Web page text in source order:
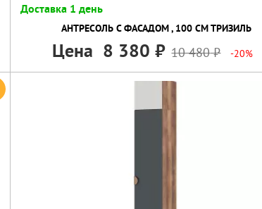
Доставка 1 день
АНТРЕСОЛЬ С ФАСАДОМ , 100 СМ ТРИЗИЛЬ
Цена 8 380 10 480 -20%